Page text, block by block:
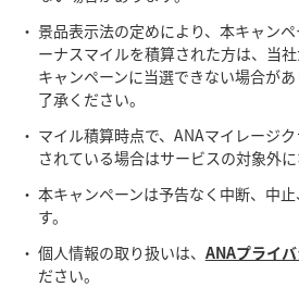
景品表示法の定めにより、本キャン
ーナスマイルを積算された方は、当
キャンペーンに当選できない場合が
了承ください。
マイル積算時点で、ANAマイレージ
されている場合はサービスの対象外に
本キャンペーンは予告なく中断、中
す。
個人情報の取り扱いは、 ANAプライ
ださい。